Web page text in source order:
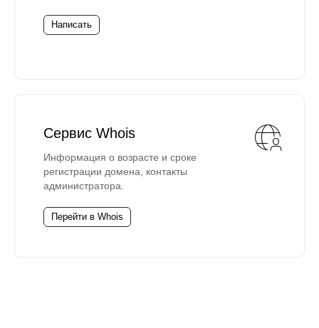
Написать
Сервис Whois
Информация о возрасте и сроке
регистрации домена, контакты
администратора.
Перейти в Whois